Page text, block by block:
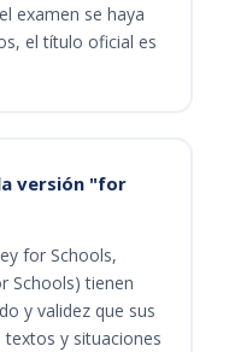
examen se haya
el título oficial es
versión "for
for Schools,
Schools) tienen
y validez que sus
y situaciones